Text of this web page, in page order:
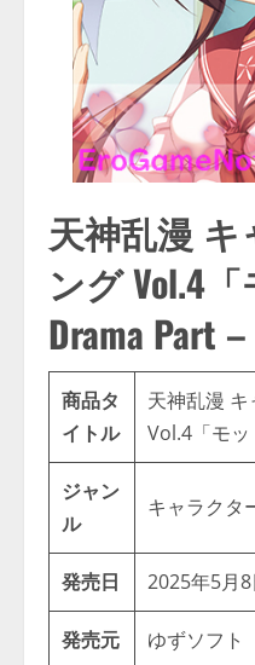
天神乱漫
ング Vol.4「
Drama Part
商品タ
イトル
天神乱漫
Vol.4「モ
ジャン
ル
キャラクタ
発売日 2025年5月8
発売元 ゆずソフト